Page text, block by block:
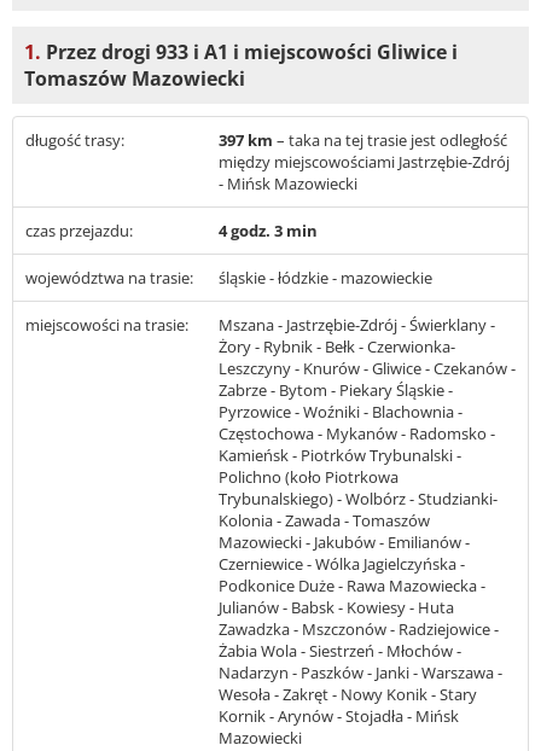
1. Przez drogi 933 i A1 i miejscowości Gliwice i
Tomaszów Mazowiecki
długość trasy: 397 km – taka na tej trasie jest odległość
między miejscowościami Jastrzębie-Zdrój
- Mińsk Mazowiecki
czas przejazdu: 4 godz. 3 min
województwa na trasie: śląskie - łódzkie - mazowieckie
miejscowości na trasie:
Mszana - Jastrzębie-Zdrój - Świerklany -
Żory - Rybnik - Bełk - Czerwionka-
Leszczyny - Knurów - Gliwice - Czekanów -
Zabrze - Bytom - Piekary Śląskie -
Pyrzowice - Woźniki - Blachownia -
Częstochowa - Mykanów - Radomsko -
Kamieńsk - Piotrków Trybunalski -
Polichno (koło Piotrkowa
Trybunalskiego) - Wolbórz - Studzianki-
Kolonia - Zawada - Tomaszów
Mazowiecki - Jakubów - Emilianów -
Czerniewice - Wólka Jagielczyńska -
Podkonice Duże - Rawa Mazowiecka -
Julianów - Babsk - Kowiesy - Huta
Zawadzka - Mszczonów - Radziejowice -
Żabia Wola - Siestrzeń - Młochów -
Nadarzyn - Paszków - Janki - Warszawa -
Wesoła - Zakręt - Nowy Konik - Stary
Kornik - Arynów - Stojadła - Mińsk
Mazowiecki